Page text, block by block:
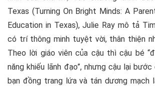
Texas (Turning On Bright Minds: A
Education in Texas), Julie Ray mô tả
có trí thông minh tuyệt vời, thân thiện
Theo lời giáo viên của cậu thì cậu bé
năng khiếu lãnh đạo”, nhưng cậu lại
bạn đồng trang lứa và tán dương mạch